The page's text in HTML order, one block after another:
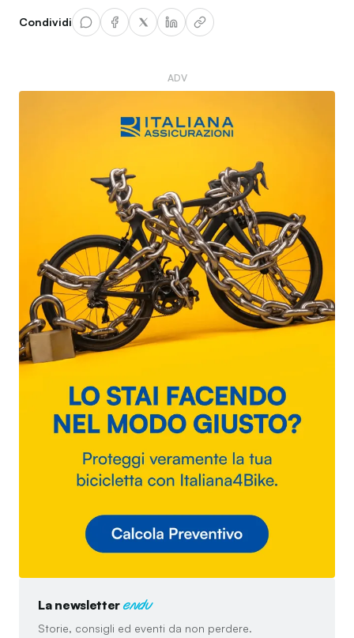
Condividi
ADV
La newsletter endu
Storie, consigli ed eventi da non perdere.